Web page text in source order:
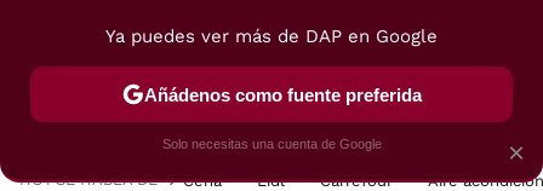
POSTRES VIAJES SELECCIÓN VEGUI
HOY SE HABLA DE Cena Lidl Carrefour Aire
×
Ya puedes ver más de DAP en Google
Añádenos como fuente preferida
Solo necesitas una cuenta de Google